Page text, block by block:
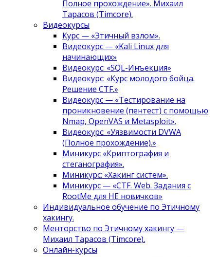
Полное прохождение». Михаил
Тарасов (Timcore).
Видеокурсы
Курс — «Этичный взлом».
Видеокурс — «Kali Linux для
начинающих»
Видеокурс: «SQL-Инъекция»
Видеокурс: «Курс молодого бойца.
Решение CTF.»
Видеокурс — «Тестирование на
проникновение (пентест) с помощью
Nmap, OpenVAS и Metasploit».
Видеокурс: «Уязвимости DVWA
(Полное прохождение).»
Миникурс «Криптография и
стеганография».
Миникурс: «Хакинг систем».
Миникурс — «CTF. Web. Задания с
RootMe для НЕ новичков»
Индивидуальное обучение по Этичному
хакингу.
Менторство по Этичному хакингу —
Михаил Тарасов (Timcore).
Онлайн-курсы